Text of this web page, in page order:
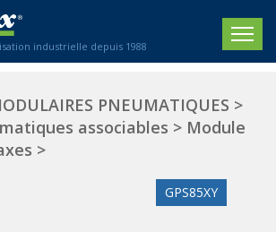
industrielle depuis 1988
ACCUEIL
SOCIÉTÉ
PNEUMATIQUES >
associables > Module
>
GPS85XY